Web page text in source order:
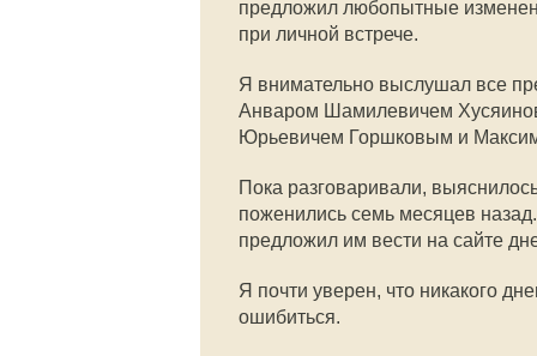
предложил любопытные
при личной встрече.
Я внимательно выслушал все
Анваром Шамилевичем
Юрьевичем Горшковым и
Пока разговаривали,
поженились семь месяцев
предложил им вести на сайте
Я почти уверен, что никакого
ошибиться.